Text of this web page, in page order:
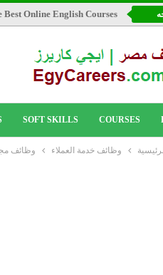
Online English Courses
COURSES
SOFT SKILLS
وظائف خدمة العملاء وظائف